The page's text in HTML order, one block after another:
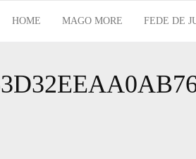
HOME MAGO MORE FEDE DE